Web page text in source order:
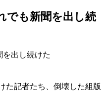
も新聞を出し続
出し続けた
た記者たち、倒壊した組版